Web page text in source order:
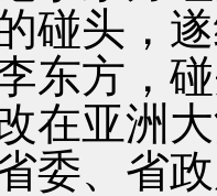
碰头，
东方，
在亚洲
委、省